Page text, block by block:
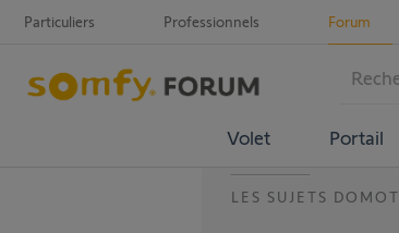
Particuliers Professionnels Forum
Volet Portail
LES SUJETS